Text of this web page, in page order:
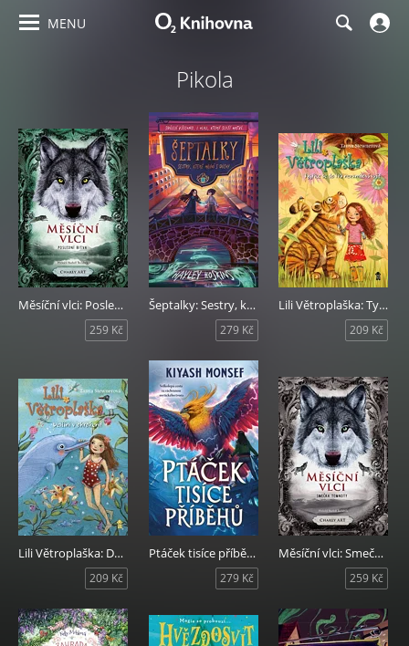
MENU
Pikola
Měsíční vlci: Poslední bitva
259 Kč
Šeptalky: Sestry, které mluví s duchy
279 Kč
Lili Větroplaška: Tygřice se do lvů nezamilovávají!
209 Kč
Lili Větroplaška: Delfíni v ohrožení!
209 Kč
Ptáček tisíce příběhů
279 Kč
Měsíční vlci: Smečka temnoty
259 Kč